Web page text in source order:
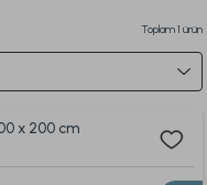
Toplam 1 ürün
x 200 cm